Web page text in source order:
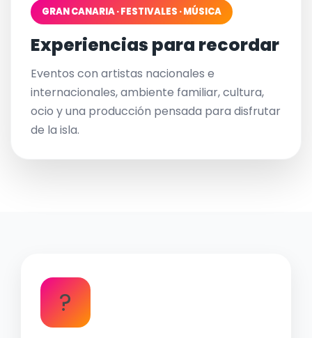
GRAN CANARIA · FESTIVALES · MÚSICA
Experiencias para recordar
Eventos con artistas nacionales e
internacionales, ambiente familiar, cultura,
ocio y una producción pensada para disfrutar
de la isla.
?